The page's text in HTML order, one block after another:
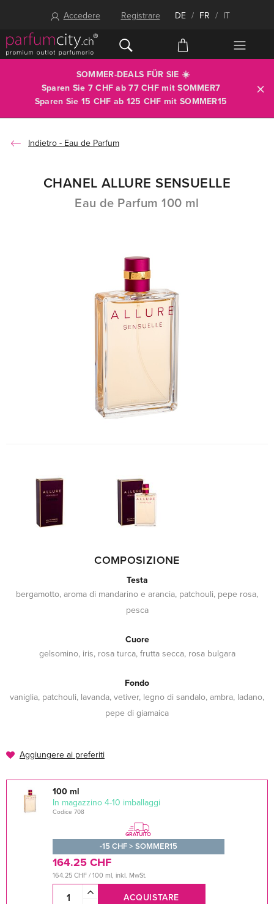
Accedere Registrare DE / FR / IT
SOMMER-DEALS FÜR SIE ☀️
Sparen Sie 7 CHF ab 77 CHF mitSOMMER7
Sparen Sie 15 CHF ab 125 CHF mit SOMMER15
Eau de Parfum
CHANEL ALLURE SENSUELLE
Eau de Parfum 100 ml
COMPOSIZIONE
Testa
bergamotto, aroma di mandarino e arancia, patchouli, pepe rosa,
pesca
Cuore
gelsomino, iris, rosa turca, frutta secca, rosa bulgara
Fondo
vaniglia, patchouli, lavanda, vetiver, legno di sandalo, ambra, ladano,
pepe di giamaica
Aggiungere ai preferiti
100 ml
In magazzino 4-10 imballaggi
Codice 708
GRATUITO
-15 CHF > SOMMER15
164.25 CHF
164.25 CHF / 100 ml, inkl. MwSt.
ACQUISTARE